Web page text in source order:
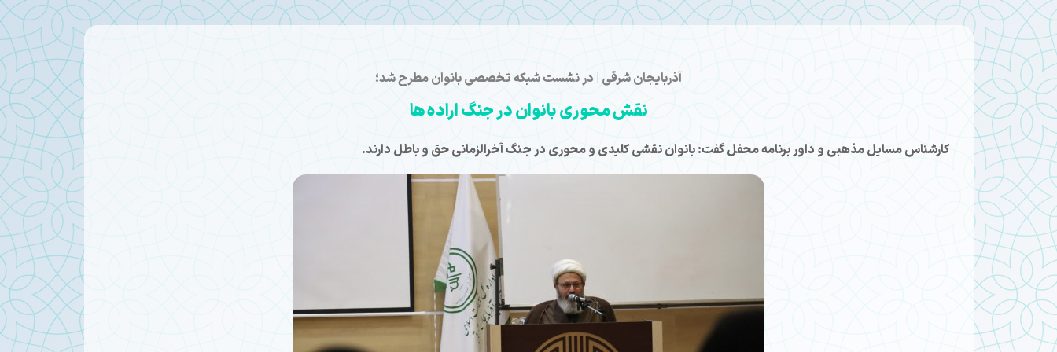
آذربایجان شرقی | در نشست شبکه تخصصی بانوان مطرح شد؛
نقش محوری بانوان در جنگ اراده ها
کارشناس مسایل مذهبی و داور برنامه محفل گفت: بانوان نقشی کلیدی و محوری در جنگ آخرالزمانی حق و باطل دارند.